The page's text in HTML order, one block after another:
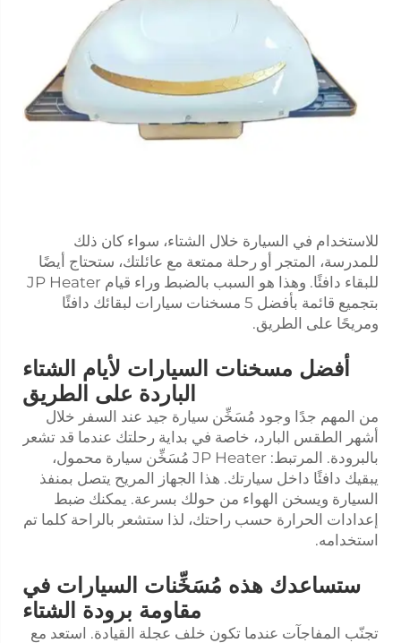
للاستخدام في السيارة خلال الشتاء، سواء كان ذلك
للمدرسة، المتجر أو رحلة ممتعة مع عائلتك، ستحتاج أيضًا
للبقاء دافئًا. وهذا هو السبب بالضبط وراء قيام JP Heater
بتجميع قائمة بأفضل 5 مسخنات سيارات لبقائك دافئًا
ومريحًا على الطريق.
أفضل مسخنات السيارات لأيام الشتاء
الباردة على الطريق
من المهم جدًا وجود مُسَخِّن سيارة جيد عند السفر خلال
أشهر الطقس البارد، خاصة في بداية رحلتك عندما قد تشعر
بالبرودة. المرتبط: JP Heater مُسَخِّن سيارة محمول،
يبقيك دافئًا داخل سيارتك. هذا الجهاز المريح يتصل بمنفذ
السيارة ويسخن الهواء من حولك بسرعة. يمكنك ضبط
إعدادات الحرارة حسب راحتك، لذا ستشعر بالراحة كلما تم
استخدامه.
ستساعدك هذه مُسَخِّنات السيارات في
مقاومة برودة الشتاء
تجنّب المفاجآت عندما تكون خلف عجلة القيادة. استعد مع